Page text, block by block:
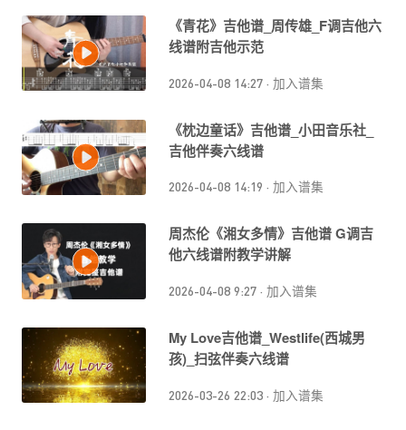
《青花》吉他谱_周传雄_F调吉他六
线谱附吉他示范
2026-04-08 14:27 · 加入谱集
《枕边童话》吉他谱_小田音乐社_
吉他伴奏六线谱
2026-04-08 14:19 · 加入谱集
周杰伦《湘女多情》吉他谱 G调吉
他六线谱附教学讲解
2026-04-08 9:27 · 加入谱集
My Love吉他谱_Westlife(西城男
孩)_扫弦伴奏六线谱
2026-03-26 22:03 · 加入谱集